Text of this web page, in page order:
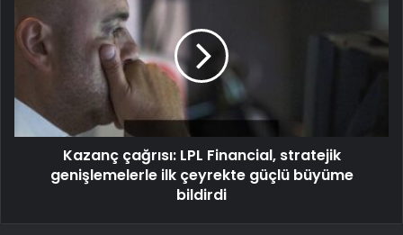
Kazanç çağrısı: LPL Financial, stratejik
genişlemelerle ilk çeyrekte güçlü büyüme
bildirdi